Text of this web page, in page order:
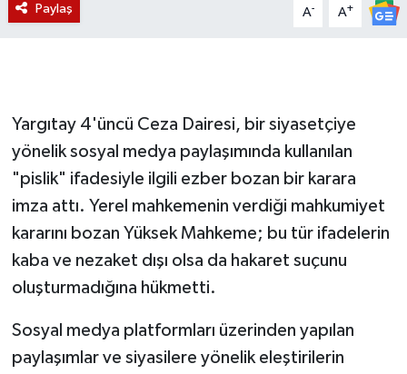
Paylaş A- A+
Yargıtay 4'üncü Ceza Dairesi, bir siyasetçiye
yönelik sosyal medya paylaşımında kullanılan
"pislik" ifadesiyle ilgili ezber bozan bir karara
imza attı. Yerel mahkemenin verdiği mahkumiyet
kararını bozan Yüksek Mahkeme; bu tür ifadelerin
kaba ve nezaket dışı olsa da hakaret suçunu
oluşturmadığına hükmetti.
Sosyal medya platformları üzerinden yapılan
paylaşımlar ve siyasilere yönelik eleştirilerin